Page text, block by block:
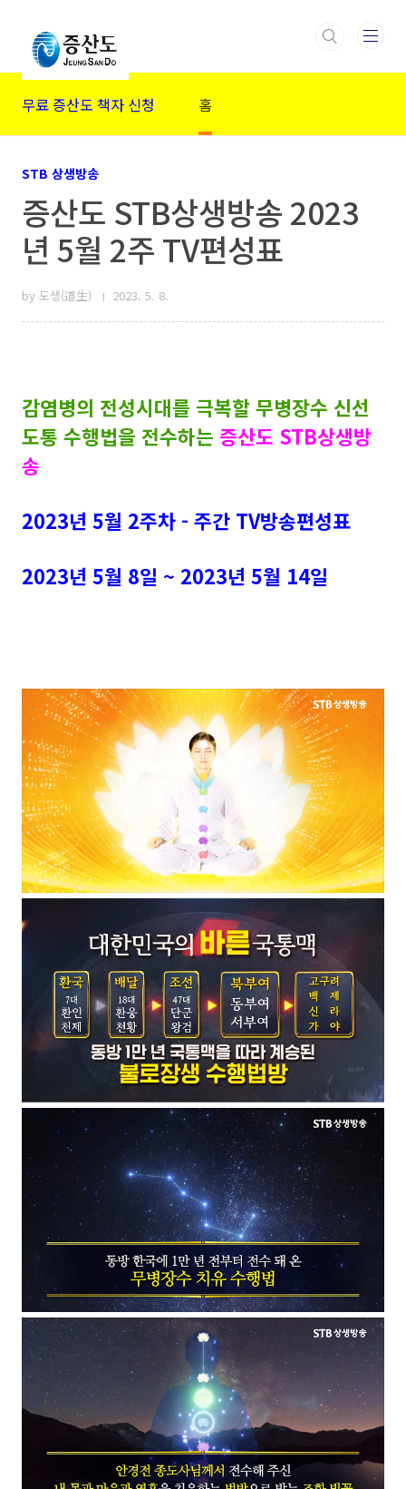
무료 증산도 책자 신청 홈
STB 상생방송
증산도 STB상생방송 2023
년 5월 2주 TV편성표
by 도생(道生) 2023. 5. 8.
감염병의 전성시대를 극복할 무병장수 신선
도통 수행법을 전수하는 증산도 STB상생방
송
2023년 5월 2주차 - 주간 TV방송편성표
2023년 5월 8일 ~ 2023년 5월 14일